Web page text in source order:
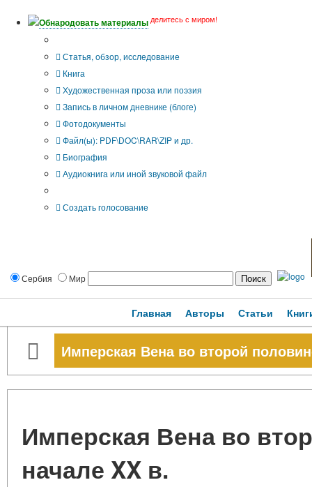
Обнародовать материалы делитесь с миром!
Статья, обзор, исследование
Книга
Художественная проза или поэзия
Запись в личном дневнике (блоге)
Фотодокументы
Файл(ы): PDF\DOC\RAR\ZIP и др.
Биография
Аудиокнига или иной звуковой файл
Создать голосование
Сербия Мир
Главная Авторы Статьи
Имперская Вена во второй
Имперская Вена во
начале XX в.